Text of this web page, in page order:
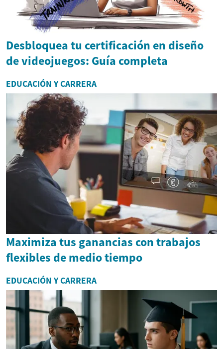
Desbloquea tu certificación en diseño
de videojuegos: Guía completa
EDUCACIÓN Y CARRERA
Maximiza tus ganancias con trabajos
flexibles de medio tiempo
EDUCACIÓN Y CARRERA